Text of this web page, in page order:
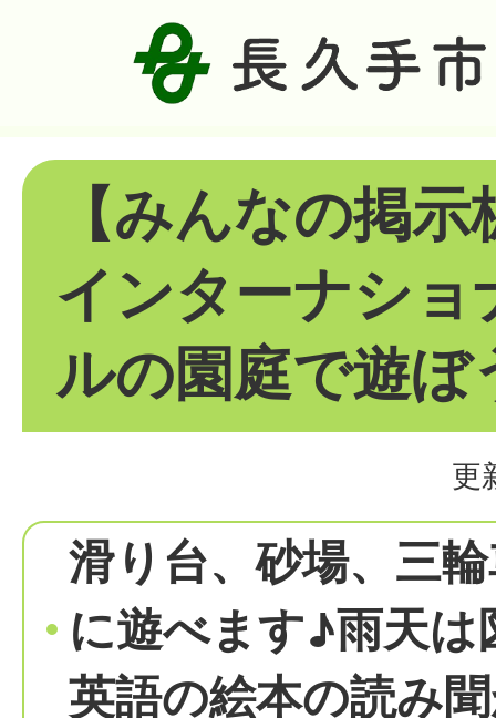
【みんなの掲
インターナショ
ルの園庭で遊ぼ
更
滑り台、砂場、三
に遊べます♪雨天は
英語の絵本の読み